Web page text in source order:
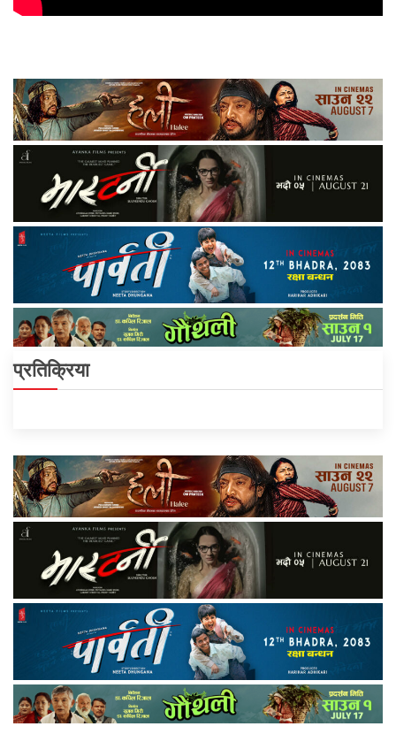
प्रतिक्रिया